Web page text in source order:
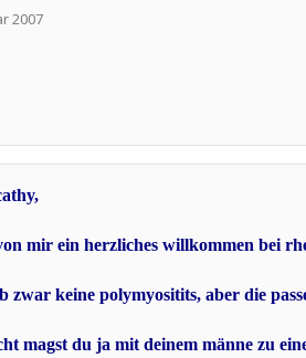
2007
mir ein herzliches willkommen bei
zwar keine polymyositits, aber die
magst du ja mit deinem männe zu